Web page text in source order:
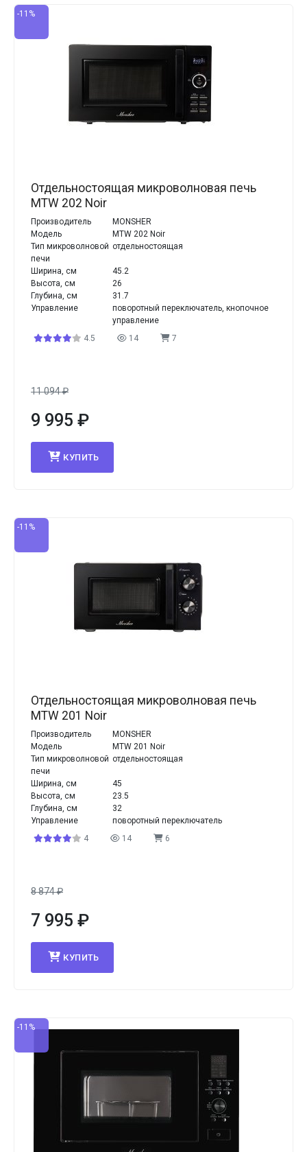
-11%
Отдельностоящая микроволновая печь
MTW 202 Noir
Производитель
MONSHER
Модель
MTW 202 Noir
Тип микроволновой
печи
отдельностоящая
Ширина, см
45.2
Высота, см
26
Глубина, см
31.7
Управление
поворотный переключатель, кнопочное
управление
4.5
14 7
11 094₽
9 995 ₽
КУПИТЬ
-11%
Отдельностоящая микроволновая печь
MTW 201 Noir
Производитель
MONSHER
Модель
MTW 201 Noir
Тип микроволновой
печи
отдельностоящая
Ширина, см
45
Высота, см
23.5
Глубина, см
32
Управление
поворотный переключатель
4
14 6
8 874₽
7 995 ₽
КУПИТЬ
-11%